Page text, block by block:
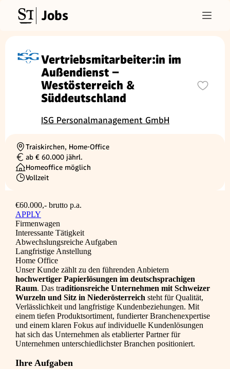
Jobs
Vertriebsmitarbeiter:in im
Außendienst –
Westösterreich &
Süddeutschland
ISG Personalmanagement GmbH
Ortschaft
Traiskirchen, Home-Office
Gehalt
ab € 60.000 jährl.
Homeoffice möglich
Beschäftigungsart
Vollzeit
€60.000,- brutto p.a.
APPLY
Firmenwagen
Interessante Tätigkeit
Abwechslungsreiche Aufgaben
Langfristige Anstellung
Home Office
Unser Kunde zählt zu den führenden Anbietern
hochwertiger Papierlösungen im deutschsprachigen
Raum. Das traditionsreiche Unternehmen mit Schweizer
Wurzeln und Sitz in Niederösterreich steht für Qualität,
Verlässlichkeit und langfristige Kundenbeziehungen. Mit
einem tiefen Produktsortiment, fundierter Branchenexpertise
und einem klaren Fokus auf individuelle Kundenlösungen
hat sich das Unternehmen als etablierter Partner für
Unternehmen unterschiedlichster Branchen positioniert.
Ihre Aufgaben